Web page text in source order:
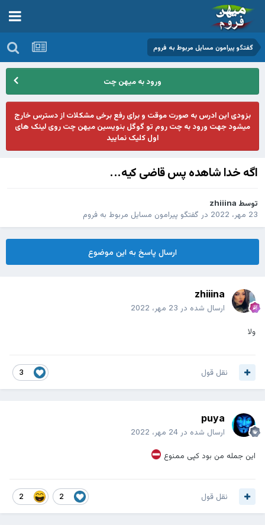
گفتگو پیرامون مسایل مربوط به فروم
ورود به میهن چت
بزودی این ادرس به صورت موقت و برای رفع برخی مشکلات از دسترس خارج
میشود جهت ورود به چت روم تو گوگل بنویسین میهن چت روی لینک های
اول کلیک نمایید
اگه خدا شاهده پس قاضی کیه...
توسط zhiiina
23 مهر، 2022
در گفتگو پیرامون مسایل مربوط به فروم
ارسال پاسخ به این موضوع
zhiiina
ارسال شده در 23 مهر، 2022
ولا
3 نقل قول
puya
ارسال شده در 24 مهر، 2022
این جمله من بود کپی ممنوع
2
2 نقل قول